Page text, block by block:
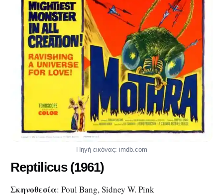
Πηγή εικόνας: imdb.com
Reptilicus(1961)
Σκηνοθεσία: Poul Bang, Sidney W. Pink